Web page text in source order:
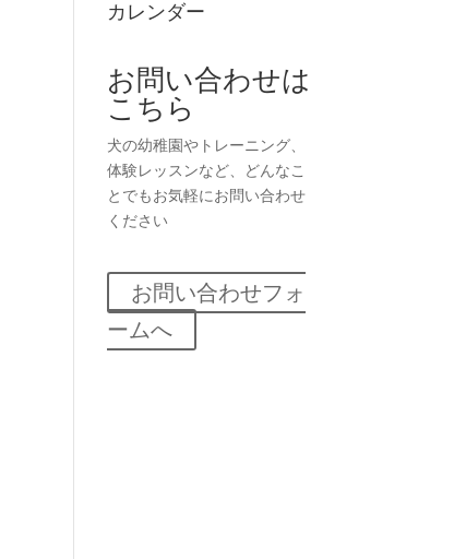
カレンダー
お問い合わせは
こちら
犬の幼稚園やトレーニング、
体験レッスンなど、どんなこ
とでもお気軽にお問い合わせ
ください
お問い合わせフォ
ームへ